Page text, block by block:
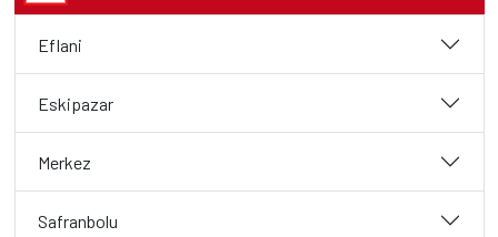
Eflani
Eskipazar
Merkez
Safranbolu